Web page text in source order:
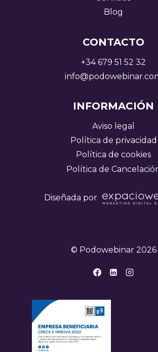
Blog
CONTACTO
+34 679 51 52 32
INFORMACIÓN
Aviso legal
Política de privacidad
Política de cookies
Política de
Diseñada por
© Podowebinar 2026